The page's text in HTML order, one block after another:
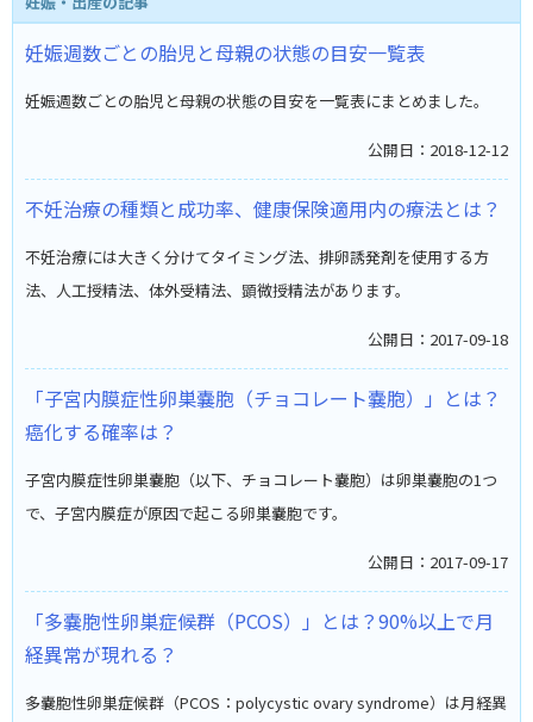
妊娠週数ごとの胎児と母親の状態の目安一覧表
妊娠週数ごとの胎児と母親の状態の目安を一覧表にまとめました。
公開日：2018-12-12
不妊治療の種類と成功率、健康保険適用内の療法とは？
不妊治療には大きく分けてタイミング法、排卵誘発剤を使用する方
法、人工授精法、体外受精法、顕微授精法があります。
公開日：2017-09-18
「子宮内膜症性卵巣嚢胞（チョコレート嚢胞）」とは？
癌化する確率は？
子宮内膜症性卵巣嚢胞（以下、チョコレート嚢胞）は卵巣嚢胞の1つ
で、子宮内膜症が原因で起こる卵巣嚢胞です。
公開日：2017-09-17
「多嚢胞性卵巣症候群（PCOS）」とは？90%以上で月
経異常が現れる？
多嚢胞性卵巣症候群（PCOS：polycystic ovary syndrome）は月経異